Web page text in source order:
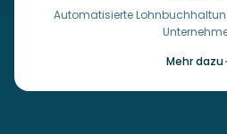
Automatisierte
Mehr dazu